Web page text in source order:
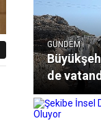
GÜNDEM
de